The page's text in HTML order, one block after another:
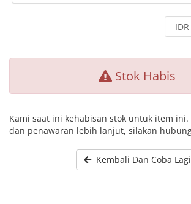
Stok Habis
Kami saat ini kehabisan stok untuk item
dan penawaran lebih lanjut, silakan
Kembali Dan Coba Lagi